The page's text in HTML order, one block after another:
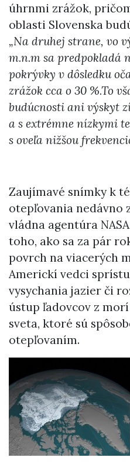
úhrnmi zrážok,
oblasti Slovenska
„Na druhej strane, vo
m.n.m sa predpokladá
pokrývky v dôsledku
zrážok cca o 30 %.To
budúcnosti ani výskyt
a s extrémne nízkymi
s oveľa nižšou
Zaujímavé snímky k
otepľovania nedávno
vládna agentúra
toho, ako sa za pár
povrch na viacerých
Americkí vedci
vysychania jazier či
ústup ľadovcov z
sveta, ktoré sú
otepľovaním.